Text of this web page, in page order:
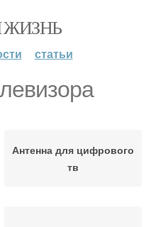
ЖИЗНЬ
статьи
Антенна для цифрового
тв